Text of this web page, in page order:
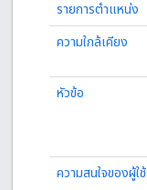
รายการตำแหน่ง
ความใกล้เคียง
หัวข้อ
ความสนใจของผู้ใช้